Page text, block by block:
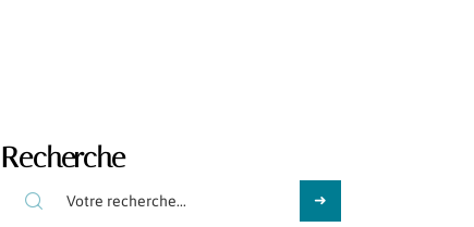
Recherche